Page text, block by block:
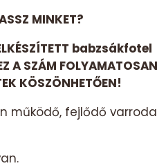
MINKET?
babzsákfotel
A SZÁM FOLYAMATOSAN
KÖSZÖNHETŐEN!
működő, fejlődő varroda